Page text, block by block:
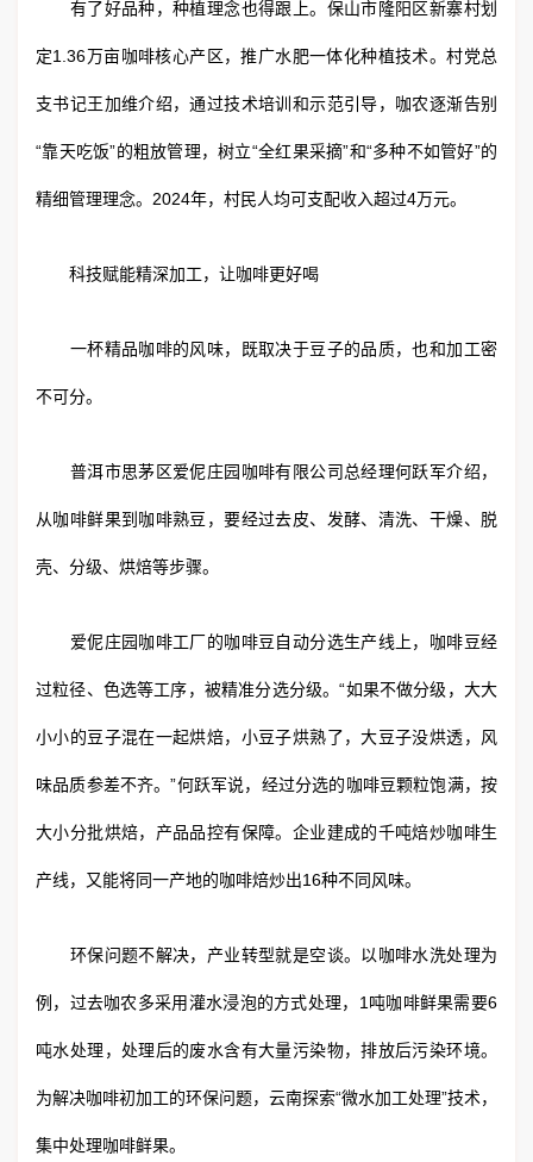
有了好品种，种植理念也得跟上。保山市隆阳区新寨村划
定1.36万亩咖啡核心产区，推广水肥一体化种植技术。村党总
支书记王加维介绍，通过技术培训和示范引导，咖农逐渐告别
“靠天吃饭”的粗放管理，树立“全红果采摘”和“多种不如管好”的
精细管理理念。2024年，村民人均可支配收入超过4万元。
科技赋能精深加工，让咖啡更好喝
一杯精品咖啡的风味，既取决于豆子的品质，也和加工密
不可分。
普洱市思茅区爱伲庄园咖啡有限公司总经理何跃军介绍，
从咖啡鲜果到咖啡熟豆，要经过去皮、发酵、清洗、干燥、脱
壳、分级、烘焙等步骤。
爱伲庄园咖啡工厂的咖啡豆自动分选生产线上，咖啡豆经
过粒径、色选等工序，被精准分选分级。“如果不做分级，大大
小小的豆子混在一起烘焙，小豆子烘熟了，大豆子没烘透，风
味品质参差不齐。”何跃军说，经过分选的咖啡豆颗粒饱满，按
大小分批烘焙，产品品控有保障。企业建成的千吨焙炒咖啡生
产线，又能将同一产地的咖啡焙炒出16种不同风味。
环保问题不解决，产业转型就是空谈。以咖啡水洗处理为
例，过去咖农多采用灌水浸泡的方式处理，1吨咖啡鲜果需要6
吨水处理，处理后的废水含有大量污染物，排放后污染环境。
为解决咖啡初加工的环保问题，云南探索“微水加工处理”技术，
集中处理咖啡鲜果。